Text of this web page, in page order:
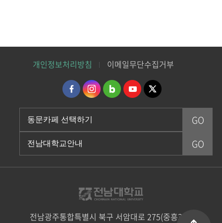
개인정보처리방침 이메일무단수집거부
전남광주통합특별시 북구 서암대로 275(중흥3동)